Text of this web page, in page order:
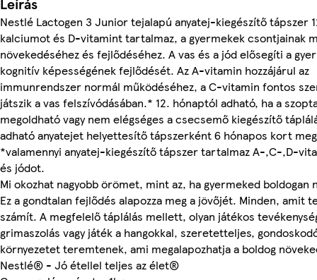
Nestlé Lactogen 3 Junior tejalapú anyatej-kiegészítő tápszer
kalciumot és D-vitamint tartalmaz, a gyermekek csontjainak
növekedéséhez és fejlődéséhez. A vas és a jód elősegíti a
kognitív képességének fejlődését. Az A-vitamin hozzájárul az
immunrendszer normál működéséhez, a C-vitamin fontos
játszik a vas felszívódásában.* 12. hónaptól adható, ha a
megoldható vagy nem elégséges a csecsemő kiegészítő
adható anyatejet helyettesítő tápszerként 6 hónapos kort
*valamennyi anyatej-kiegészítő tápszer tartalmaz A-,C-,D-
és jódot.
Mi okozhat nagyobb örömet, mint az, ha gyermeked boldogan
Ez a gondtalan fejlődés alapozza meg a jövőjét. Minden, amit
számít. A megfelelő táplálás mellett, olyan játékos
grimaszolás vagy játék a hangokkal, szeretetteljes,
környezetet teremtenek, ami megalapozhatja a boldog
Nestlé® - Jó étellel teljes az élet®